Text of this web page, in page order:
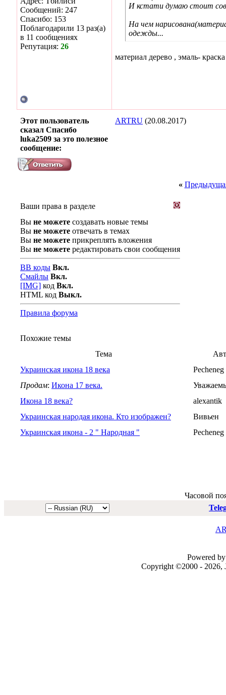
Сообщений: 247
Спасибо: 153
Поблагодарили 13 раз(а)
в 11 сообщениях
Репутация: 26
И кстати думаю стоит
На чем
одежды...
материал дерево , эмаль-
Этот пользователь
сказал Спасибо
luka2509 за это полезное
сообщение:
ARTRU (20.08.2017)
«
Ваши права в разделе
Вы не можете создавать новые темы
Вы не можете отвечать в темах
Вы не можете прикреплять вложения
Вы не можете редактировать свои сообщения
BB коды Вкл.
Смайлы Вкл.
[IMG] код Вкл.
HTML код Выкл.
Правила форума
Похожие темы
Тема
Украинская икона 18 века
Pecheneg
Продам: Икона 17 века.
Икона 18 века?
alexantik
Украинская народая икона. Кто изображен?
Вивьен
Украинская икона - 2 " Народная "
Pecheneg
Часовой
Powered
Copyright ©2000 - 2026,